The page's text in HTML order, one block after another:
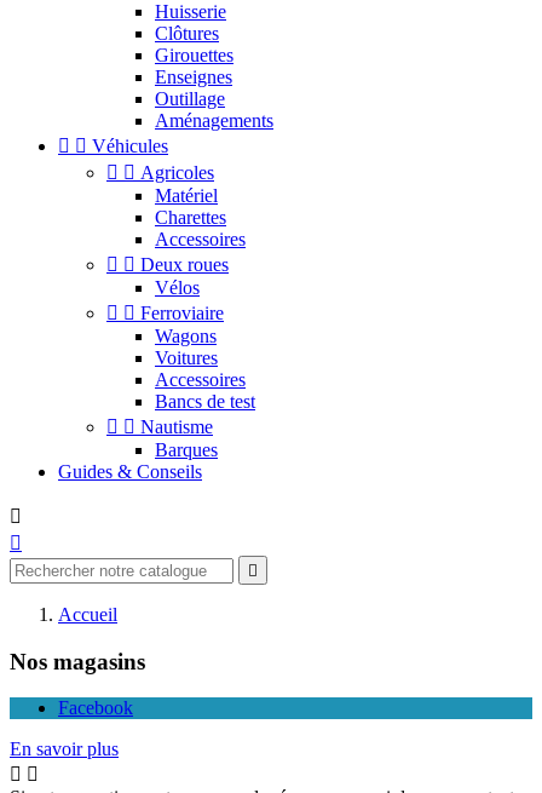
Huisserie
Clôtures
Girouettes
Enseignes
Outillage
Aménagements
  Véhicules
  Agricoles
Matériel
Charettes
Accessoires
  Deux roues
Vélos
  Ferroviaire
Wagons
Voitures
Accessoires
Bancs de test
  Nautisme
Barques
Guides & Conseils



Accueil
Nos magasins
Facebook
En savoir plus
 